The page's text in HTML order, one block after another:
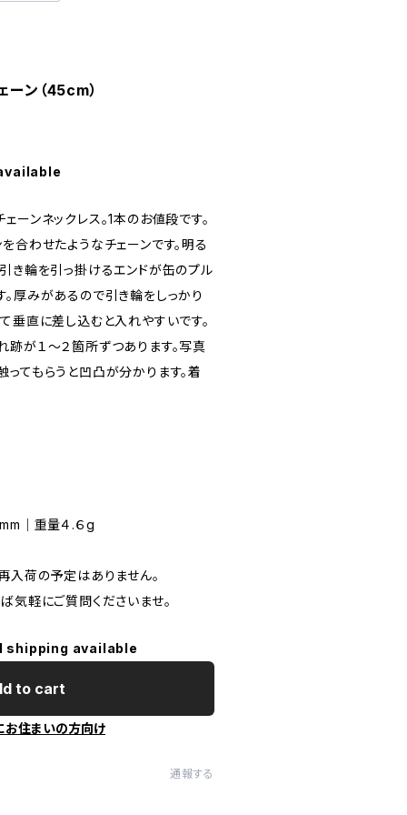
ン（45cm）
ーンネックレス。1本のお値段です。
合わせたようなチェーンです。明る
き輪を引っ掛けるエンドが缶のプル
厚みがあるので引き輪をしっかり
垂直に差し込むと入れやすいです。
跡が１〜２箇所ずつあります。写真
てもらうと凹凸が分かります。着
｜重量４.６g
入荷の予定はありません。
気軽にご質問くださいませ。
shipping available
to cart
お住まいの方向け
通報する